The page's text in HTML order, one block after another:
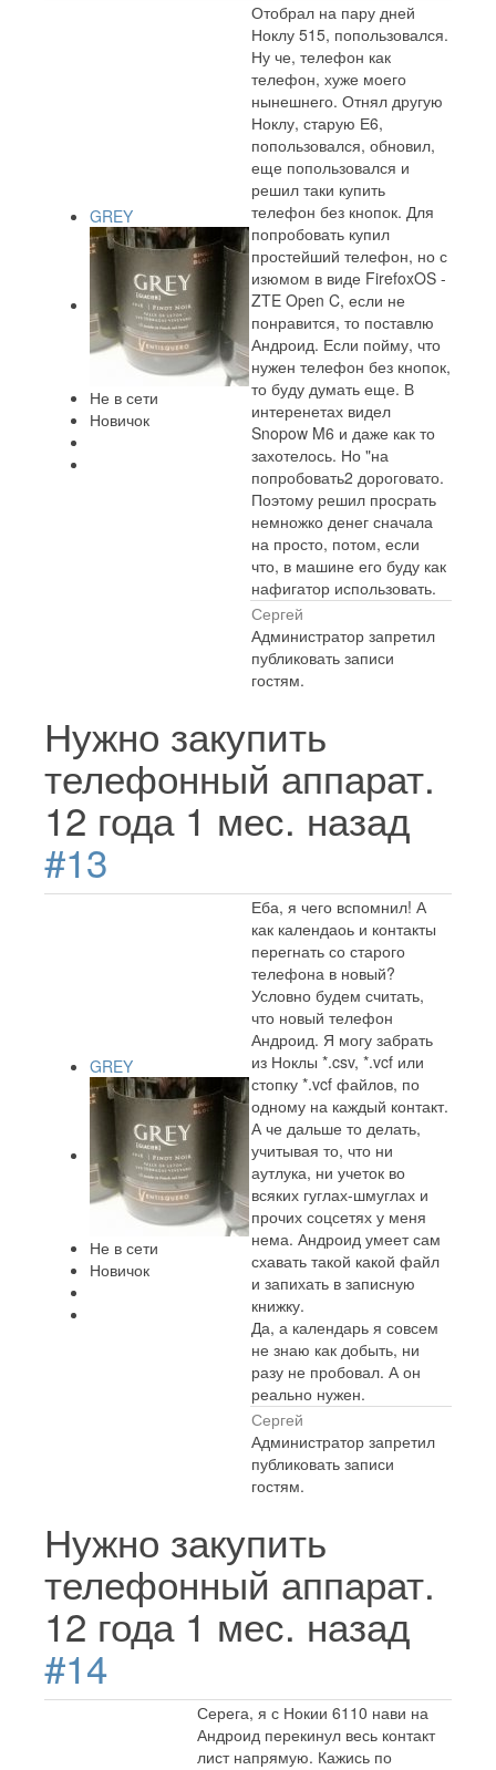
GREY
Не в сети
Новичок
Отобрал на пару дней
Ноклу 515, попользовался.
Ну че, телефон как
телефон, хуже моего
нынешнего. Отнял другую
Ноклу, старую Е6,
попользовался, обновил,
еще попользовался и
решил таки купить
телефон без кнопок. Для
попробовать купил
простейший телефон, но с
изюмом в виде FirefoxOS -
ZTE Open C, если не
понравится, то поставлю
Андроид. Если пойму, что
нужен телефон без кнопок,
то буду думать еще. В
интеренетах видел
Snopow M6 и даже как то
захотелось. Но "на
попробовать2 дороговато.
Поэтому решил просрать
немножко денег сначала
на просто, потом, если
что, в машине его буду как
нафигатор использовать.
Сергей
Администратор запретил
публиковать записи
гостям.
Нужно закупить
телефонный аппарат.
12 года 1 мес. назад
#13
GREY
Не в сети
Новичок
Еба, я чего вспомнил! А
как календаоь и контакты
перегнать со старого
телефона в новый?
Условно будем считать,
что новый телефон
Андроид. Я могу забрать
из Ноклы *.csv, *.vcf или
стопку *.vcf файлов, по
одному на каждый контакт.
А че дальше то делать,
учитывая то, что ни
аутлука, ни учеток во
всяких гуглах-шмуглах и
прочих соцсетях у меня
нема. Андроид умеет сам
схавать такой какой файл
и запихать в записную
книжку.
Да, а календарь я совсем
не знаю как добыть, ни
разу не пробовал. А он
реально нужен.
Сергей
Администратор запретил
публиковать записи
гостям.
Нужно закупить
телефонный аппарат.
12 года 1 мес. назад
#14
Серега, я с Нокии 6110 нави на
Андроид перекинул весь контакт
лист напрямую. Кажись по